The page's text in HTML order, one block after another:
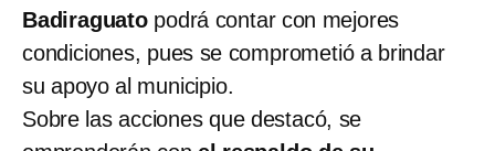
Badiraguatopodrá contar con mejores
condiciones, pues se comprometió a brindar
su apoyo al municipio.
Sobre las acciones que destacó, se